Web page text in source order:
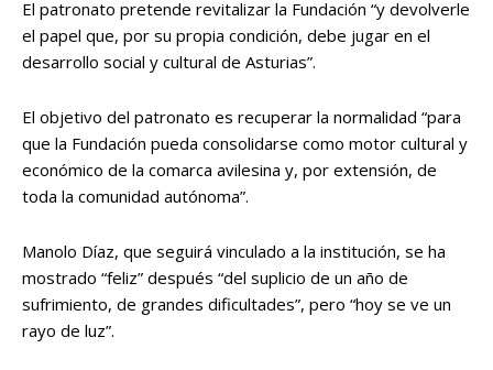
El patronato pretende revitalizar la Fundación “y devolverle
el papel que, por su propia condición, debe jugar en el
desarrollo social y cultural de Asturias”.
El objetivo del patronato es recuperar la normalidad “para
que la Fundación pueda consolidarse como motor cultural y
económico de la comarca avilesina y, por extensión, de
toda la comunidad autónoma”.
Manolo Díaz, que seguirá vinculado a la institución, se ha
mostrado “feliz” después “del suplicio de un año de
sufrimiento, de grandes dificultades”, pero “hoy se ve un
rayo de luz”.